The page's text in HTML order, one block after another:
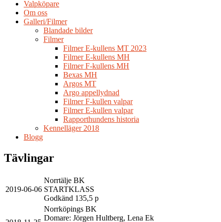
Valpköpare
Om oss
Galleri/Filmer
Blandade bilder
Filmer
Filmer E-kullens MT 2023
Filmer E-kullens MH
Filmer F-kullens MH
Bexas MH
Argos MT
Argo appellydnad
Filmer F-kullen valpar
Filmer E-kullen valpar
Rapporthundens historia
Kennelläger 2018
Blogg
Tävlingar
2019-06-06
Norrtälje BK
STARTKLASS
Godkänd 135,5 p
Norrköpings BK
Domare: Jörgen Hultberg, Lena Ek